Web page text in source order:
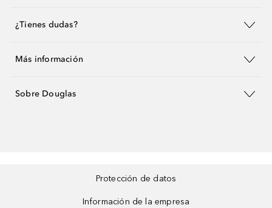
¿Tienes dudas?
Más información
Sobre Douglas
Protección de datos
Información de la empresa